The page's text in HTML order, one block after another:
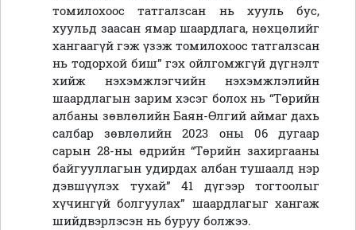
томилохоос татгалзсан нь хууль бус,
хуульд заасан ямар шаардлага, нөхцөлийг
хангаагүй гэж үзэж томилохоос татгалзсан
нь тодорхой биш” гэх ойлгомжгүй дүгнэлт
хийж нэхэмжлэгчийн нэхэмжлэлийн
шаардлагын зарим хэсэг болох нь “Төрийн
албаны зөвлөлийн Баян-Өлгий аймаг дахь
салбар зөвлөлийн 2023 оны 06 дугаар
сарын 28-ны өдрийн “Төрийн захиргааны
байгууллагын удирдах албан тушаалд нэр
дэвшүүлэх тухай” 41 дүгээр тогтоолыг
хүчингүй болгуулах” шаардлагыг хангаж
шийдвэрлэсэн нь буруу болжээ.